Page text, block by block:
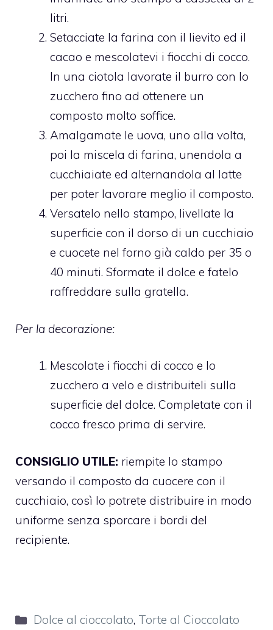
litri.
Setacciate la farina con il lievito ed il
cacao e mescolatevi i fiocchi di cocco.
In una ciotola lavorate il burro con lo
zucchero fino ad ottenere un
composto molto soffice.
Amalgamate le uova, uno alla volta,
poi la miscela di farina, unendola a
cucchiaiate ed alternandola al latte
per poter lavorare meglio il composto.
Versatelo nello stampo, livellate la
superficie con il dorso di un cucchiaio
e cuocete nel forno già caldo per 35 o
40 minuti. Sformate il dolce e fatelo
raffreddare sulla gratella.
Per la decorazione:
Mescolate i fiocchi di cocco e lo
zucchero a velo e distribuiteli sulla
superficie del dolce. Completate con il
cocco fresco prima di servire.
CONSIGLIO UTILE: riempite lo stampo
versando il composto da cuocere con il
cucchiaio, così lo potrete distribuire in modo
uniforme senza sporcare i bordi del
recipiente.
Categorie
Dolce al cioccolato, Torte al Cioccolato